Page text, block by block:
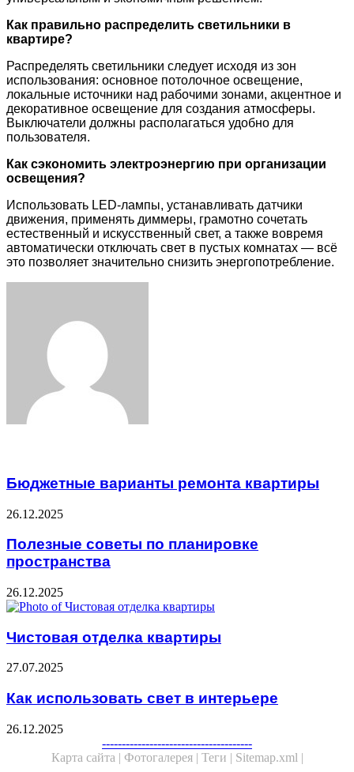
Как правильно распределить светильники в
квартире?
Распределять светильники следует исходя из зон
использования: основное потолочное освещение,
локальные источники над рабочими зонами, акцентное и
декоративное освещение для создания атмосферы.
Выключатели должны располагаться удобно для
пользователя.
Как сэкономить электроэнергию при организации
освещения?
Использовать LED-лампы, устанавливать датчики
движения, применять диммеры, грамотно сочетать
естественный и искусственный свет, а также вовремя
автоматически отключать свет в пустых комнатах — всё
это позволяет значительно снизить энергопотребление.
Бюджетные варианты ремонта квартиры
26.12.2025
Полезные советы по планировке
пространства
26.12.2025
Чистовая отделка квартиры
27.07.2025
Как использовать свет в интерьере
26.12.2025
--------------------------------------
Карта сайта | Фотогалерея | Теги | Sitemap.xml |